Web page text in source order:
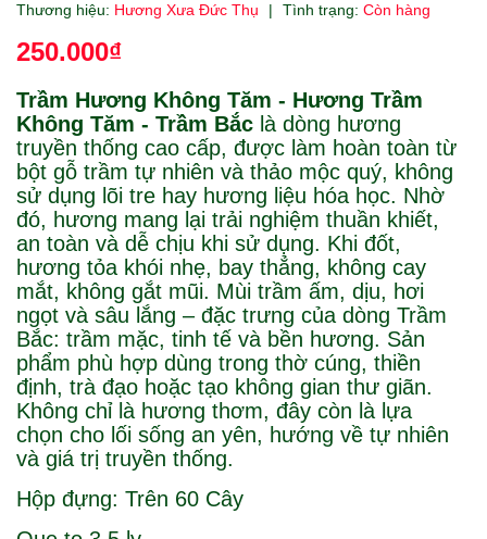
Thương hiệu: Hương Xưa Đức Thụ | Tình trạng: Còn hàng
250.000₫
Trầm Hương Không Tăm - Hương Trầm
Không Tăm - Trầm Bắc là dòng hương
truyền thống cao cấp, được làm hoàn toàn từ
bột gỗ trầm tự nhiên và thảo mộc quý, không
sử dụng lõi tre hay hương liệu hóa học. Nhờ
đó, hương mang lại trải nghiệm thuần khiết,
an toàn và dễ chịu khi sử dụng. Khi đốt,
hương tỏa khói nhẹ, bay thẳng, không cay
mắt, không gắt mũi. Mùi trầm ấm, dịu, hơi
ngọt và sâu lắng – đặc trưng của dòng Trầm
Bắc: trầm mặc, tinh tế và bền hương. Sản
phẩm phù hợp dùng trong thờ cúng, thiền
định, trà đạo hoặc tạo không gian thư giãn.
Không chỉ là hương thơm, đây còn là lựa
chọn cho lối sống an yên, hướng về tự nhiên
và giá trị truyền thống.
Hộp đựng: Trên 60 Cây